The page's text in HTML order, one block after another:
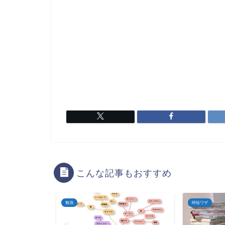
こんな記事もおすすめ
時短ワザ 時短ワザ